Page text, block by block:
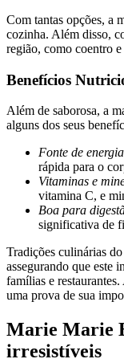
Com tantas opções, a
cozinha. Além disso,
região, como coentro
Benefícios
Além de saborosa, a
alguns dos seus
Fonte de
rápida para o
Vitaminas e
vitamina C, e
Boa para
significativa de
Tradições culinárias
assegurando que este
famílias e
uma prova de sua
Marie Marie
irresistíveis